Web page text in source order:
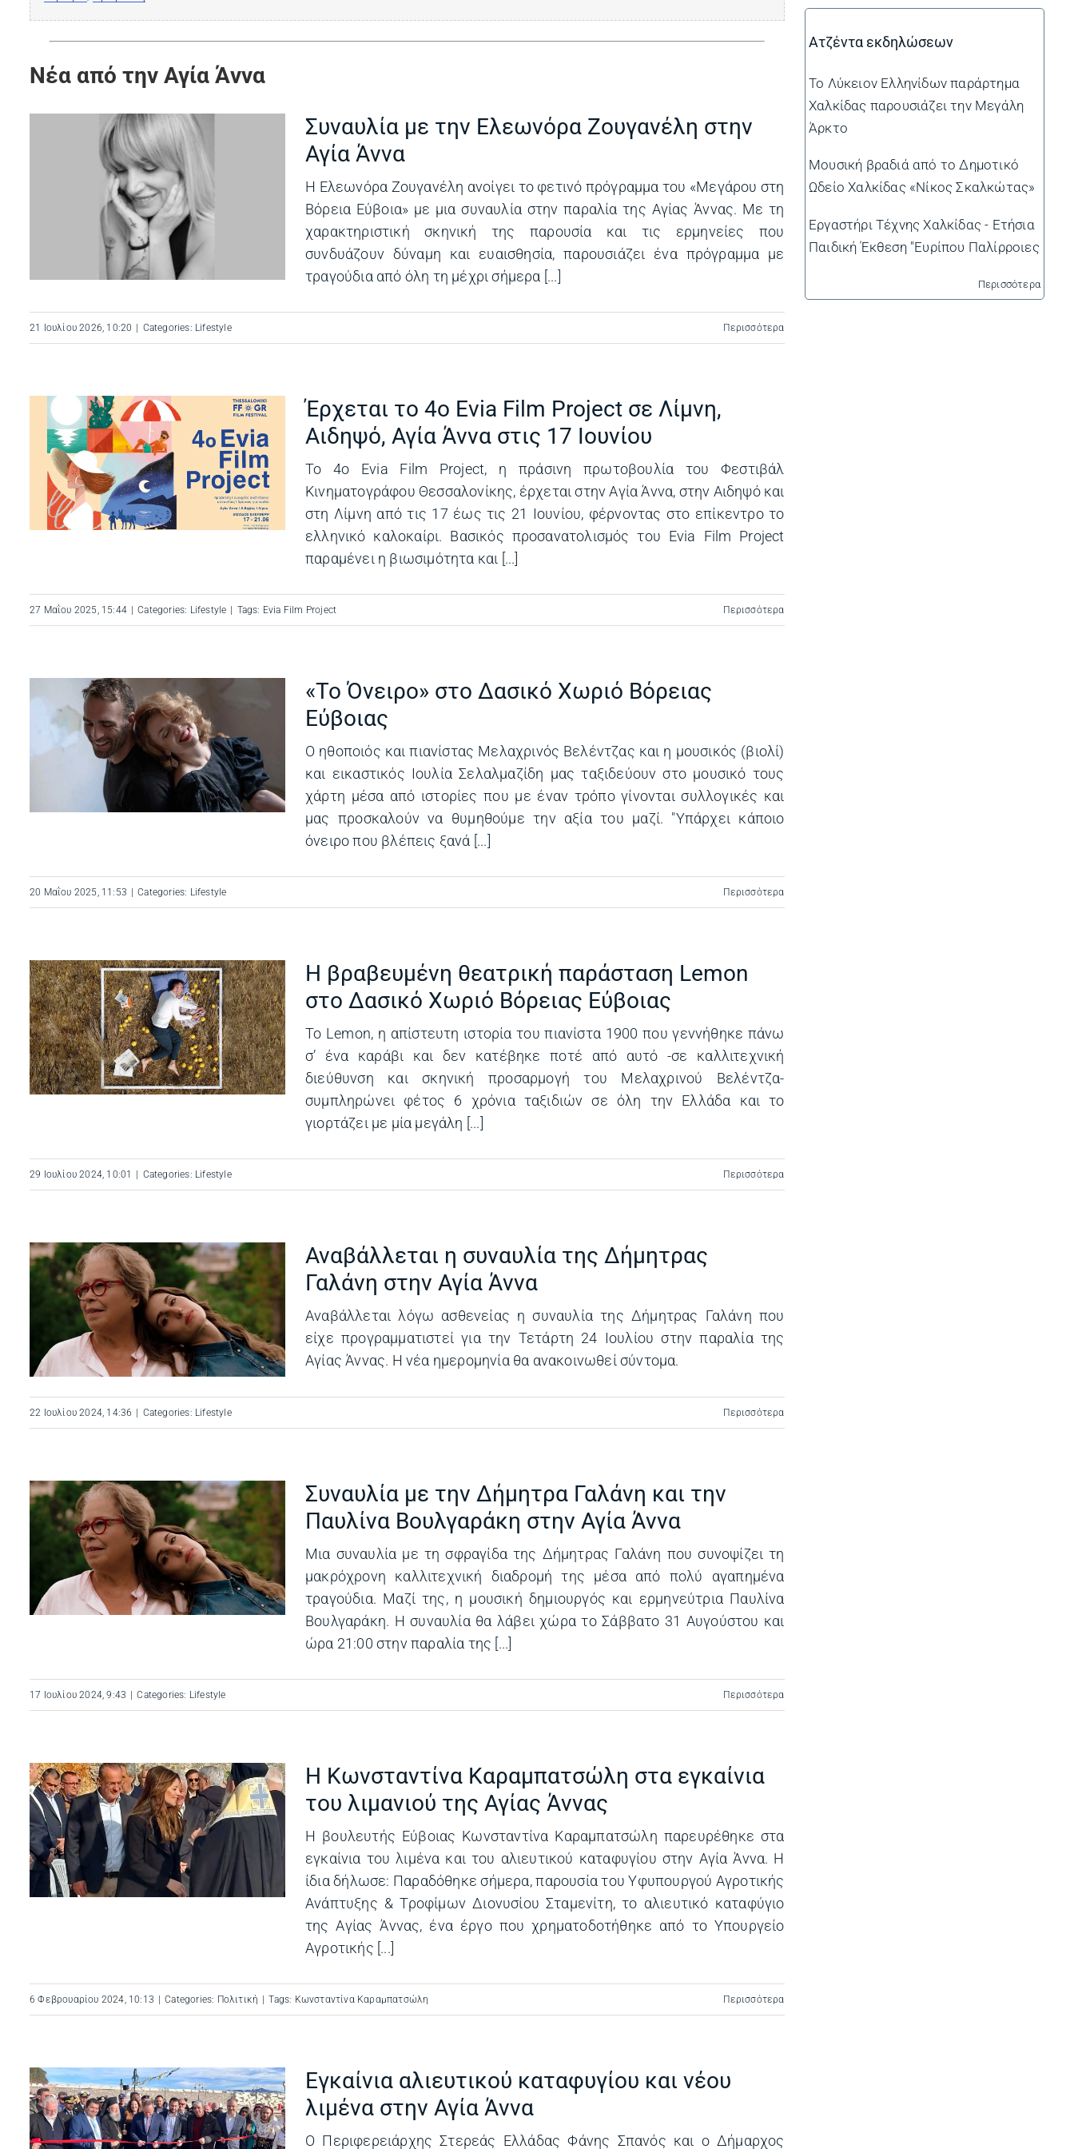
Νέα από την Αγία Άννα
Συναυλία με την Ελεωνόρα Ζουγανέλη στην
Αγία Άννα
Η Ελεωνόρα Ζουγανέλη ανοίγει το φετινό πρόγραμμα του «Μεγάρου στη
Βόρεια Εύβοια» με μια συναυλία στην παραλία της Αγίας Άννας. Με τη
χαρακτηριστική σκηνική της παρουσία και τις ερμηνείες που
συνδυάζουν δύναμη και ευαισθησία, παρουσιάζει ένα πρόγραμμα με
τραγούδια από όλη τη μέχρι σήμερα [...]
21 Ιουλίου 2026, 10:20 Categories: Lifestyle Περισσότερα
Έρχεται το 4ο Evia Film Project σε Λίμνη,
Αιδηψό, Αγία Άννα στις 17 Ιουνίου
Το 4ο Evia Film Project, η πράσινη πρωτοβουλία του Φεστιβάλ
Κινηματογράφου Θεσσαλονίκης, έρχεται στην Αγία Άννα, στην Αιδηψό και
στη Λίμνη από τις 17 έως τις 21 Ιουνίου, φέρνοντας στο επίκεντρο το
ελληνικό καλοκαίρι. Βασικός προσανατολισμός του Evia Film Project
παραμένει η βιωσιμότητα και [...]
27 Μαΐου 2025, 15:44 Categories: Lifestyle Tags: Evia Film Project Περισσότερα
«Το Όνειρο» στο Δασικό Χωριό Βόρειας
Εύβοιας
Ο ηθοποιός και πιανίστας Μελαχρινός Βελέντζας και η μουσικός (βιολί)
και εικαστικός Ιουλία Σελαλμαζίδη μας ταξιδεύουν στο μουσικό τους
χάρτη μέσα από ιστορίες που με έναν τρόπο γίνονται συλλογικές και
μας προσκαλούν να θυμηθούμε την αξία του μαζί. "Υπάρχει κάποιο
όνειρο που βλέπεις ξανά [...]
20 Μαΐου 2025, 11:53 Categories: Lifestyle Περισσότερα
Η βραβευμένη θεατρική παράσταση Lemon
στο Δασικό Χωριό Βόρειας Εύβοιας
Το Lemon, η απίστευτη ιστορία του πιανίστα 1900 που γεννήθηκε πάνω
σ’ ένα καράβι και δεν κατέβηκε ποτέ από αυτό -σε καλλιτεχνική
διεύθυνση και σκηνική προσαρμογή του Μελαχρινού Βελέντζα-
συμπληρώνει φέτος 6 χρόνια ταξιδιών σε όλη την Ελλάδα και το
γιορτάζει με μία μεγάλη [...]
29 Ιουλίου 2024, 10:01 Categories: Lifestyle Περισσότερα
Αναβάλλεται η συναυλία της Δήμητρας
Γαλάνη στην Αγία Άννα
Αναβάλλεται λόγω ασθενείας η συναυλία της Δήμητρας Γαλάνη που
είχε προγραμματιστεί για την Τετάρτη 24 Ιουλίου στην παραλία της
Αγίας Άννας. Η νέα ημερομηνία θα ανακοινωθεί σύντομα.
22 Ιουλίου 2024, 14:36 Categories: Lifestyle Περισσότερα
Συναυλία με την Δήμητρα Γαλάνη και την
Παυλίνα Βουλγαράκη στην Αγία Άννα
Μια συναυλία με τη σφραγίδα της Δήμητρας Γαλάνη που συνοψίζει τη
μακρόχρονη καλλιτεχνική διαδρομή της μέσα από πολύ αγαπημένα
τραγούδια. Μαζί της, η μουσική δημιουργός και ερμηνεύτρια Παυλίνα
Βουλγαράκη. Η συναυλία θα λάβει χώρα το Σάββατο 31 Αυγούστου και
ώρα 21:00 στην παραλία της [...]
17 Ιουλίου 2024, 9:43 Categories: Lifestyle Περισσότερα
Η Κωνσταντίνα Καραμπατσώλη στα εγκαίνια
του λιμανιού της Αγίας Άννας
Η βουλευτής Εύβοιας Κωνσταντίνα Καραμπατσώλη παρευρέθηκε στα
εγκαίνια του λιμένα και του αλιευτικού καταφυγίου στην Αγία Άννα. Η
ίδια δήλωσε: Παραδόθηκε σήμερα, παρουσία του Υφυπουργού Αγροτικής
Ανάπτυξης & Τροφίμων Διονυσίου Σταμενίτη, το αλιευτικό καταφύγιο
της Αγίας Άννας, ένα έργο που χρηματοδοτήθηκε από το Υπουργείο
Αγροτικής [...]
6 Φεβρουαρίου 2024, 10:13 Categories: Πολιτική Tags: Κωνσταντίνα Καραμπατσώλη Περισσότερα
Εγκαίνια αλιευτικού καταφυγίου και νέου
λιμένα στην Αγία Άννα
Ο Περιφερειάρχης Στερεάς Ελλάδας Φάνης Σπανός και ο Δήμαρχος
Ατζέντα εκδηλώσεων
Το Λύκειον Ελληνίδων παράρτημα
Χαλκίδας παρουσιάζει την Μεγάλη
Άρκτο
Μουσική βραδιά από το Δημοτικό
Ωδείο Χαλκίδας «Νίκος Σκαλκώτας»
Εργαστήρι Τέχνης Χαλκίδας - Ετήσια
Παιδική Έκθεση "Ευρίπου Παλίρροιες
Περισσότερα